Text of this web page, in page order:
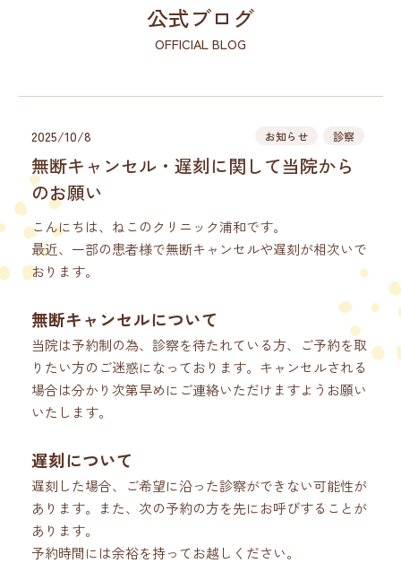
公式ブログ
OFFICIAL BLOG
2025/10/8 お知らせ 診察
無断キャンセル・遅刻に関して当院から
のお願い
こんにちは、ねこのクリニック浦和です。
最近、一部の患者様で無断キャンセルや遅刻が相次いで
おります。
無断キャンセルについて
当院は予約制の為、診察を待たれている方、ご予約を取
りたい方のご迷惑になっております。キャンセルされる
場合は分かり次第早めにご連絡いただけますようお願い
いたします。
遅刻について
遅刻した場合、ご希望に沿った診察ができない可能性が
あります。また、次の予約の方を先にお呼びすることが
あります。
予約時間には余裕を持ってお越しください。